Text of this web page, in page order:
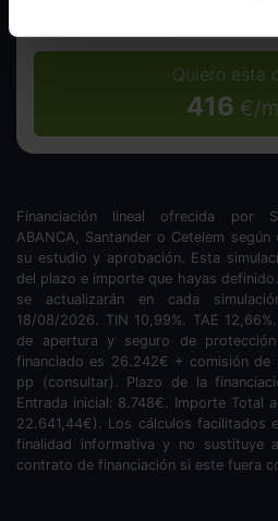
Quiero esta
416 €/
Financiación lineal ofrecida por
ABANCA, Santander o Cetelem
su estudio y aprobación. Esta
del plazo e importe que hayas
se actualizarán en cada
18/08/2026. TIN 10,99%. TAE 12,66
de apertura y seguro de
financiado es 26.242€ + comisión de
pp (consultar). Plazo de la
Entrada inicial: 8.748€. Importe Total
22.641,44€). Los cálculos facilitados
finalidad informativa y no sustituye
contrato de financiación si este fuera